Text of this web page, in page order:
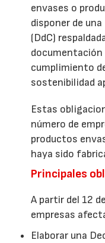
envases o
disponer de
(DdC)
documentación
cumplimiento
sostenibilidad
Estas
número de
productos
haya sido
Principales
A partir del 12
empresas
Elaborar una